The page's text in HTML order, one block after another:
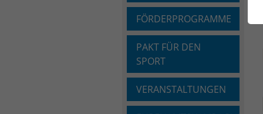
FÖRDERPROGRAMME
PAKT FÜR DEN
SPORT
VERANSTALTUNGEN